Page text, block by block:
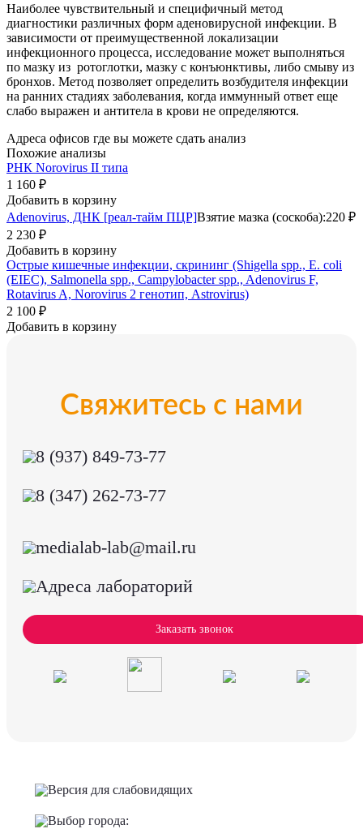
Наиболее чувствительный и специфичный метод
диагностики различных форм аденовирусной инфекции. В
зависимости от преимущественной локализации
инфекционного процесса, исследование может выполняться
по мазку из ротоглотки, мазку с конъюнктивы, либо смыву из
бронхов. Метод позволяет определить возбудителя инфекции
на ранних стадиях заболевания, когда иммунный ответ еще
слабо выражен и антитела в крови не определяются.
Адреса офисов где вы можете сдать анализ
Похожие анализы
РНК Norovirus II типа
1 160 ₽
Добавить в корзину
Adenovirus, ДНК [реал-тайм ПЦР]Взятие мазка (соскоба):220 ₽
2 230 ₽
Добавить в корзину
Острые кишечные инфекции, скрининг (Shigella spp., E. coli
(EIEC), Salmonella spp., Campylobacter spp., Adenovirus F,
Rotavirus A, Norovirus 2 генотип, Astrovirus)
2 100 ₽
Добавить в корзину
Свяжитесь с нами
8 (937) 849-73-77
8 (347) 262-73-77
medialab-lab@mail.ru
Адреса лабораторий
Заказать звонок
Версия для слабовидящих
Выбор города: